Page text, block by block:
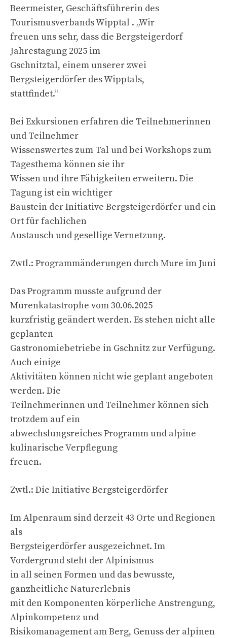
Beermeister, Geschäftsführerin des
Tourismusverbands Wipptal . „Wir
freuen uns sehr, dass die Bergsteigerdorf
Jahrestagung 2025 im
Gschnitztal, einem unserer zwei
Bergsteigerdörfer des Wipptals,
stattfindet.“
Bei Exkursionen erfahren die Teilnehmerinnen
und Teilnehmer
Wissenswertes zum Tal und bei Workshops zum
Tagesthema können sie ihr
Wissen und ihre Fähigkeiten erweitern. Die
Tagung ist ein wichtiger
Baustein der Initiative Bergsteigerdörfer und ein
Ort für fachlichen
Austausch und gesellige Vernetzung.
Zwtl.: Programmänderungen durch Mure im Juni
Das Programm musste aufgrund der
Murenkatastrophe vom 30.06.2025
kurzfristig geändert werden. Es stehen nicht alle
geplanten
Gastronomiebetriebe in Gschnitz zur Verfügung.
Auch einige
Aktivitäten können nicht wie geplant angeboten
werden. Die
Teilnehmerinnen und Teilnehmer können sich
trotzdem auf ein
abwechslungsreiches Programm und alpine
kulinarische Verpflegung
freuen.
Zwtl.: Die Initiative Bergsteigerdörfer
Im Alpenraum sind derzeit 43 Orte und Regionen
als
Bergsteigerdörfer ausgezeichnet. Im
Vordergrund steht der Alpinismus
in all seinen Formen und das bewusste,
ganzheitliche Naturerlebnis
mit den Komponenten körperliche Anstrengung,
Alpinkompetenz und
Risikomanagement am Berg, Genuss der alpinen